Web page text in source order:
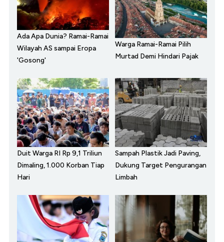
Ada Apa Dunia? Ramai-Ramai
Wilayah AS sampai Eropa
'Gosong'
Warga Ramai-Ramai Pilih
Murtad Demi Hindari Pajak
Duit Warga RI Rp 9,1 Triliun
Dimaling, 1.000 Korban Tiap
Hari
Sampah Plastik Jadi Paving,
Dukung Target Pengurangan
Limbah